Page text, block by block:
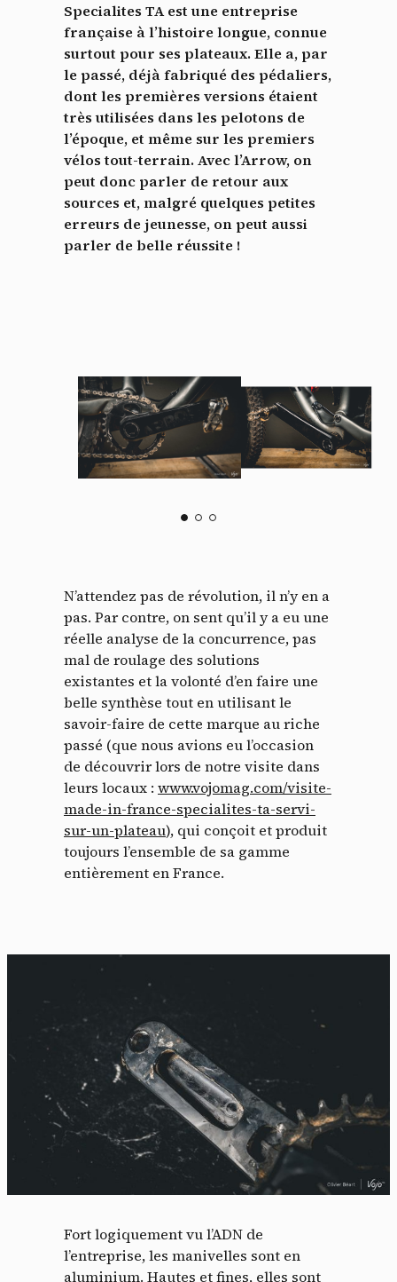
Specialites TA est une entreprise
française à l’histoire longue, connue
surtout pour ses plateaux. Elle a, par
le passé, déjà fabriqué des pédaliers,
dont les premières versions étaient
très utilisées dans les pelotons de
l’époque, et même sur les premiers
vélos tout-terrain. Avec l’Arrow, on
peut donc parler de retour aux
sources et, malgré quelques petites
erreurs de jeunesse, on peut aussi
parler de belle réussite !
N’attendez pas de révolution, il n’y en a
pas. Par contre, on sent qu’il y a eu une
réelle analyse de la concurrence, pas
mal de roulage des solutions
existantes et la volonté d’en faire une
belle synthèse tout en utilisant le
savoir-faire de cette marque au riche
passé (que nous avions eu l’occasion
de découvrir lors de notre visite dans
leurs locaux : www.vojomag.com/visite-
made-in-france-specialites-ta-servi-
sur-un-plateau), qui conçoit et produit
toujours l’ensemble de sa gamme
entièrement en France.
Fort logiquement vu l’ADN de
l’entreprise, les manivelles sont en
aluminium. Hautes et fines, elles sont